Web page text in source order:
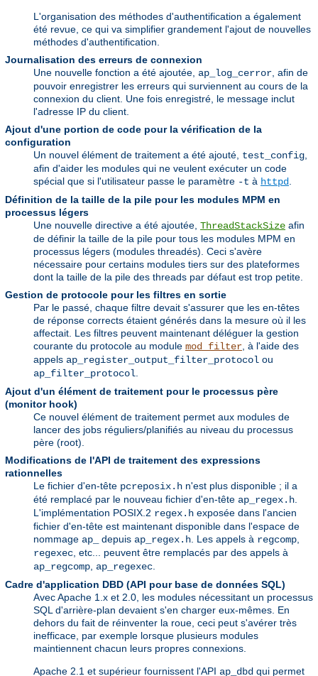
L'organisation des méthodes d'authentification a également
été revue, ce qui va simplifier grandement l'ajout de nouvelles
méthodes d'authentification.
Journalisation des erreurs de connexion
Une nouvelle fonction a été ajoutée, ap_log_cerror , afin de
pouvoir enregistrer les erreurs qui surviennent au cours de la
connexion du client. Une fois enregistré, le message inclut
l'adresse IP du client.
Ajout d'une portion de code pour la vérification de la
configuration
Un nouvel élément de traitement a été ajouté, test_config
afin d'aider les modules qui ne veulent exécuter un code
spécial que si l'utilisateur passe le paramètre -t à httpd
Définition de la taille de la pile pour les modules MPM en
processus légers
Une nouvelle directive a été ajoutée, ThreadStackSize afin
de définir la taille de la pile pour tous les modules MPM en
processus légers (modules threadés). Ceci s'avère
nécessaire pour certains modules tiers sur des plateformes
dont la taille de la pile des threads par défaut est trop petite.
Gestion de protocole pour les filtres en sortie
Par le passé, chaque filtre devait s'assurer que les en-têtes
de réponse corrects étaient générés dans la mesure où il les
affectait. Les filtres peuvent maintenant déléguer la gestion
courante du protocole au module mod_filter , à l'aide des
appels ap_register_output_filter_protocol ou
ap_filter_protocol
Ajout d'un élément de traitement pour le processus père
(monitor hook)
Ce nouvel élément de traitement permet aux modules de
lancer des jobs réguliers/planifiés au niveau du processus
père (root).
Modifications de l'API de traitement des expressions
rationnelles
Le fichier d'en-tête pcreposix.h n'est plus disponible ; il a
été remplacé par le nouveau fichier d'en-tête ap_regex.h
L'implémentation POSIX.2 regex.h exposée dans l'ancien
fichier d'en-tête est maintenant disponible dans l'espace de
nommage ap_ depuis ap_regex.h . Les appels à regcomp
regexec , etc... peuvent être remplacés par des appels à
ap_regcomp ap_regexec
Cadre d'application DBD (API pour base de données SQL)
Avec Apache 1.x et 2.0, les modules nécessitant un processus
SQL d'arrière-plan devaient s'en charger eux-mêmes. En
dehors du fait de réinventer la roue, ceci peut s'avérer très
inefficace, par exemple lorsque plusieurs modules
maintiennent chacun leurs propres connexions.
Apache 2.1 et supérieur fournissent l'API ap_dbd qui permet